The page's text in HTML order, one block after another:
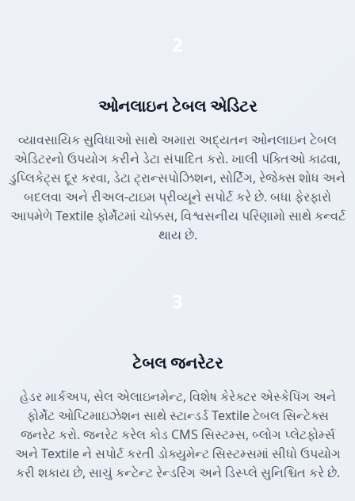
ઓનલાઇન ટેબલ એડિટર
વ્યાવસાયિક સુવિધાઓ સાથે અમારા અદ્યતન ઓનલાઇન ટેબલ
એડિટરનો ઉપયોગ કરીને ડેટા સંપાદિત કરો. ખાલી પંક્તિઓ કાઢવા,
ડુપ્લિકેટ્સ દૂર કરવા, ડેટા ટ્રાન્સપોઝિશન, સોર્ટિંગ, રેજેક્સ શોધ અને
બદલવા અને રીઅલ-ટાઇમ પ્રીવ્યૂને સપોર્ટ કરે છે. બધા ફેરફારો
આપમેળે Textile ફોર્મેટમાં ચોક્કસ, વિશ્વસનીય પરિણામો સાથે કન્વર્ટ
થાય છે.
ટેબલ જનરેટર
હેડર માર્કઅપ, સેલ એલાઇનમેન્ટ, વિશેષ કેરેક્ટર એસ્કેપિંગ અને
ફોર્મેટ ઓપ્ટિમાઇઝેશન સાથે સ્ટાન્ડર્ડ Textile ટેબલ સિન્ટેક્સ
જનરેટ કરો. જનરેટ કરેલ કોડ CMS સિસ્ટમ્સ, બ્લોગ પ્લેટફોર્મ્સ
અને Textile ને સપોર્ટ કરતી ડોક્યુમેન્ટ સિસ્ટમ્સમાં સીધો ઉપયોગ
કરી શકાય છે, સાચું કન્ટેન્ટ રેન્ડરિંગ અને ડિસ્પ્લે સુનિશ્ચિત કરે છે.